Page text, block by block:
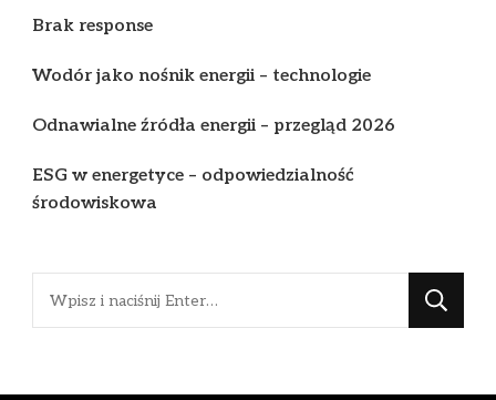
Brak response
Wodór jako nośnik energii – technologie
Odnawialne źródła energii – przegląd 2026
ESG w energetyce – odpowiedzialność
środowiskowa
czegoś?